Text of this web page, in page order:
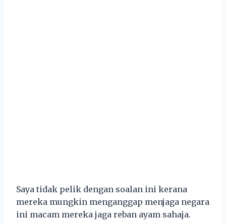
Saya tidak pelik dengan soalan ini kerana
mereka mungkin menganggap menjaga negara
ini macam mereka jaga reban ayam sahaja.